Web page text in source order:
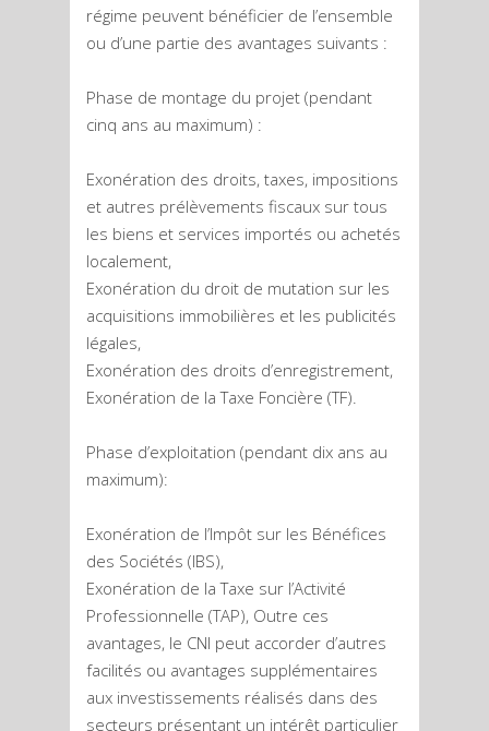
régime peuvent bénéficier de l’ensemble
ou d’une partie des avantages suivants :
Phase de montage du projet (pendant
cinq ans au maximum) :
Exonération des droits, taxes, impositions
et autres prélèvements fiscaux sur tous
les biens et services importés ou achetés
localement,
Exonération du droit de mutation sur les
acquisitions immobilières et les publicités
légales,
Exonération des droits d’enregistrement,
Exonération de la Taxe Foncière (TF).
Phase d’exploitation (pendant dix ans au
maximum):
Exonération de l’Impôt sur les Bénéfices
des Sociétés (IBS),
Exonération de la Taxe sur l’Activité
Professionnelle (TAP), Outre ces
avantages, le CNI peut accorder d’autres
facilités ou avantages supplémentaires
aux investissements réalisés dans des
secteurs présentant un intérêt particulier